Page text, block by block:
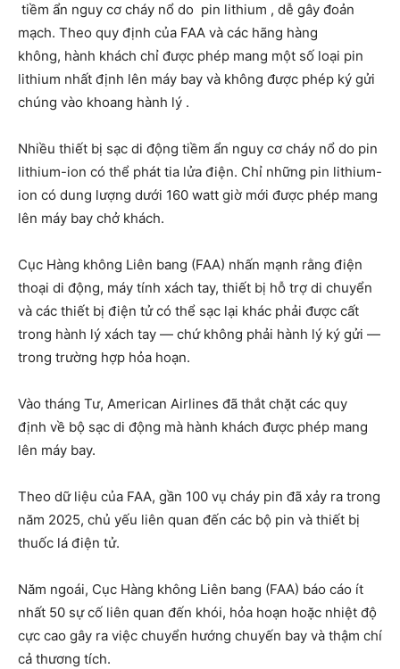
tiềm ẩn nguy cơ cháy nổ do pin lithium , dễ gây đoản
mạch. Theo quy định của FAA và các hãng hàng
không, hành khách chỉ được phép mang một số loại pin
lithium nhất định lên máy bay và không được phép ký gửi
chúng vào khoang hành lý .
Nhiều thiết bị sạc di động tiềm ẩn nguy cơ cháy nổ do pin
lithium-ion có thể phát tia lửa điện. Chỉ những pin lithium-
ion có dung lượng dưới 160 watt giờ mới được phép mang
lên máy bay chở khách.
Cục Hàng không Liên bang (FAA) nhấn mạnh rằng điện
thoại di động, máy tính xách tay, thiết bị hỗ trợ di chuyển
và các thiết bị điện tử có thể sạc lại khác phải được cất
trong hành lý xách tay — chứ không phải hành lý ký gửi —
trong trường hợp hỏa hoạn.
Vào tháng Tư, American Airlines đã thắt chặt các quy
định về bộ sạc di động mà hành khách được phép mang
lên máy bay.
Theo dữ liệu của FAA, gần 100 vụ cháy pin đã xảy ra trong
năm 2025, chủ yếu liên quan đến các bộ pin và thiết bị
thuốc lá điện tử.
Năm ngoái, Cục Hàng không Liên bang (FAA) báo cáo ít
nhất 50 sự cố liên quan đến khói, hỏa hoạn hoặc nhiệt độ
cực cao gây ra việc chuyển hướng chuyến bay và thậm chí
cả thương tích.